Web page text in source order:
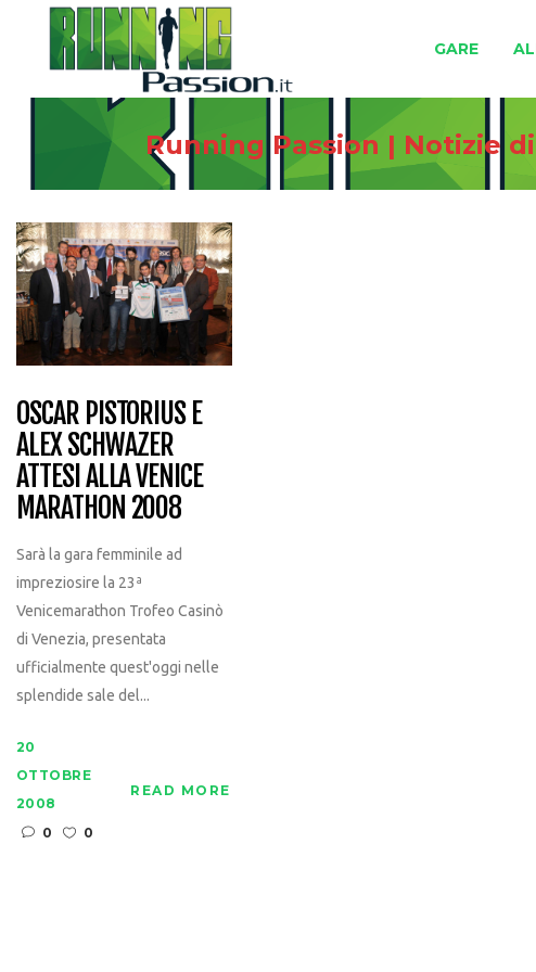
GARE
Running Passion | Notizie
OSCAR PISTORIUS E
ALEX SCHWAZER
ATTESI ALLA VENICE
MARATHON 2008
Sarà la gara femminile ad
impreziosire la 23ª
Venicemarathon Trofeo Casinò
di Venezia, presentata
ufficialmente quest'oggi nelle
splendide sale del...
20
OTTOBRE
2008
0
0
READ MORE